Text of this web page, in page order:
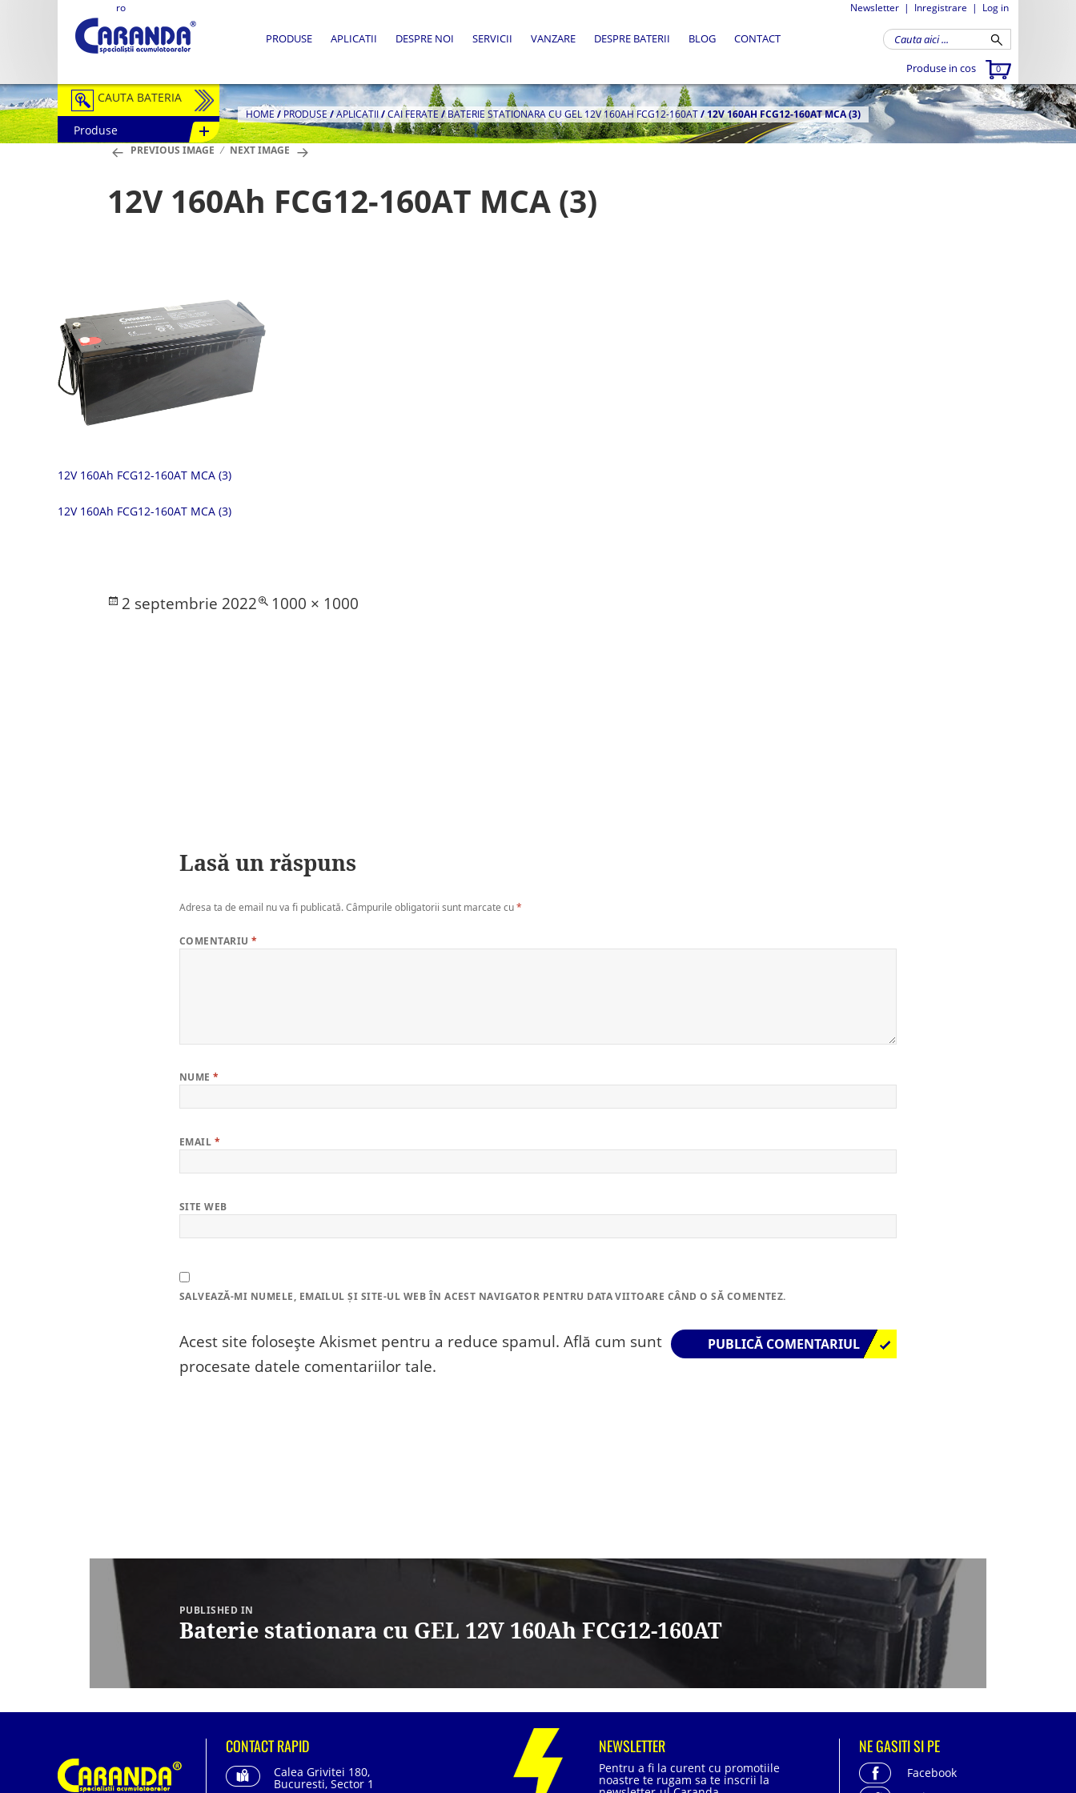
ro Newsletter | Inregistrare | Log in
Produse in cos 0
PRODUSE APLICATII DESPRE NOI SERVICII VANZARE DESPRE BATERII BLOG CONTACT
CAUTA BATERIA
Auto / Moto
Semitractiune
Accesorii Baterii
Fotovoltaice
Produse
HOME/PRODUSE /APLICATII/CAI FERATE/BATERIE STATIONARA CU GEL 12V 160AH FCG12-160AT/12V 160AH FCG12-160AT MCA (3)
PREVIOUS IMAGE NEXT IMAGE
12V 160Ah FCG12-160AT MCA (3)
12V 160Ah FCG12-160AT MCA (3)
12V 160Ah FCG12-160AT MCA (3)
Posted
2 septembrie 2022
Full
1000 × 1000
Lasă un răspuns
Adresa ta de email nu va fi publicată.Câmpurile obligatorii sunt marcate cu*
COMENTARIU*
NUME*
EMAIL *
SITE WEB
SALVEAZĂ-MI NUMELE, EMAILUL ȘI SITE-UL WEB ÎN ACEST NAVIGATOR PENTRU DATA VIITOARE CÂND O SĂ COMENTEZ.
Acest site folosește Akismet pentru a reduce spamul. Află cum sunt
procesate datele comentariilor tale.
Navigare
articole
PUBLISHED IN
Baterie stationara cu GEL 12V 160Ah FCG12-160AT
CONTACT RAPID
Calea Grivitei 180,
Bucuresti, Sector 1
NEWSLETTER
Pentru a fi la curent cu promotiile
noastre te rugam sa te inscrii la
NE GASITI SI PE
Facebook